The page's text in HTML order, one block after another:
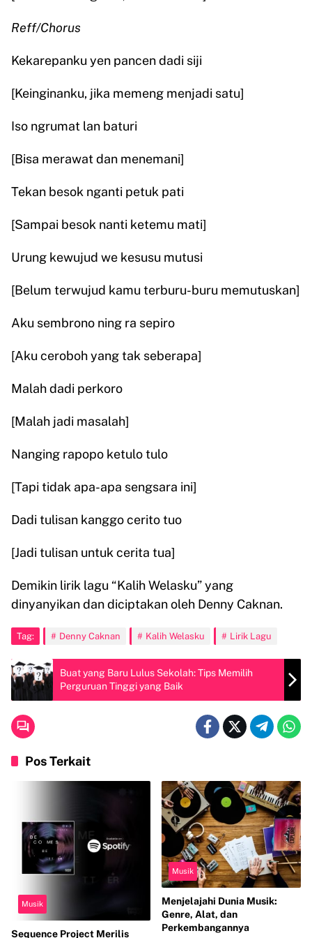
Reff/Chorus
Kekarepanku yen pancen dadi siji
[Keinginanku, jika memeng menjadi satu]
Iso ngrumat lan baturi
[Bisa merawat dan menemani]
Tekan besok nganti petuk pati
[Sampai besok nanti ketemu mati]
Urung kewujud we kesusu mutusi
[Belum terwujud kamu terburu-buru memutuskan]
Aku sembrono ning ra sepiro
[Aku ceroboh yang tak seberapa]
Malah dadi perkoro
[Malah jadi masalah]
Nanging rapopo ketulo tulo
[Tapi tidak apa-apa sengsara ini]
Dadi tulisan kanggo cerito tuo
[Jadi tulisan untuk cerita tua]
Demikin lirik lagu “Kalih Welasku” yang
dinyanyikan dan diciptakan oleh Denny Caknan.
Tag: Denny Caknan Kalih Welasku Lirik Lagu
Buat yang Baru Lulus Sekolah: Tips Memilih
Perguruan Tinggi yang Baik
Pos Terkait
Musik
Sequence Project Merilis
Musik
Menjelajahi Dunia Musik:
Genre, Alat, dan
Perkembangannya